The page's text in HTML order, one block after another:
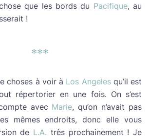
que les bords du Pacifique, au
!
***
choses à voir à Los Angelesqu’il est
répertorier en une fois. On s’est
avec Marie, qu’on n’avait pas
mêmes endroits, donc elle vous
de L.A. très prochainement ! Je